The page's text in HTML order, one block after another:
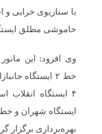
خاموشی مطلق
وی افزود: این
بهره‌برداری برگزار